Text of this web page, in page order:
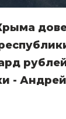
- Андрей